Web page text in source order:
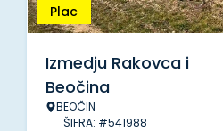
Plac
Izmedju Rakovca i
Beočina
BEOČIN
ŠIFRA: #541988